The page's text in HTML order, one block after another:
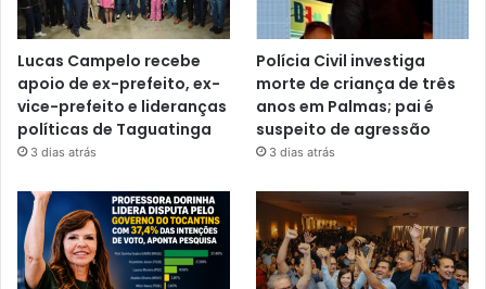
Lucas Campelo recebe
apoio de ex-prefeito, ex-
vice-prefeito e lideranças
políticas de Taguatinga
3 dias atrás
Polícia Civil investiga
morte de criança de três
anos em Palmas; pai é
suspeito de agressão
3 dias atrás